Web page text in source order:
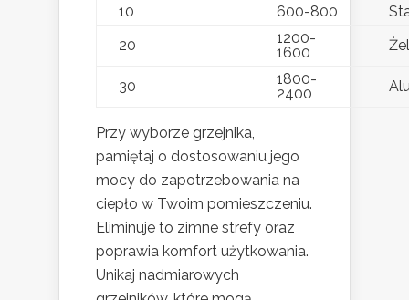
10 600-800
20
1200-
1600
30
1800-
2400
Przy wyborze grzejnika,
pamiętaj o dostosowaniu jego
mocy do zapotrzebowania na
ciepło w Twoim pomieszczeniu.
Eliminuje to zimne strefy oraz
poprawia komfort użytkowania.
Unikaj nadmiarowych